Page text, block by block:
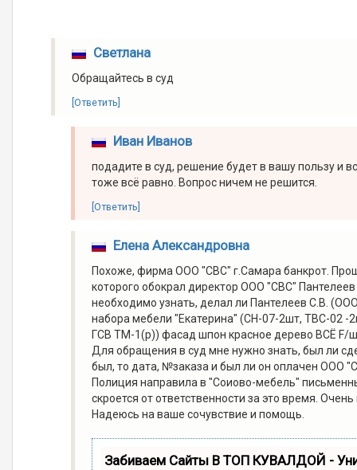
Светлана
Обращайтесь в суд
[Ответить]
Иван Иванов
подадите в суд, решение будет в вашу пользу и
тоже всё равно. Вопрос ничем не решится.
[Ответить]
Елена Александровна
Похоже, фирма ООО "СВС" г.Самара банкрот.
которого обокрал директор ООО "СВС"
необходимо узнать, делал ли Пантелеев С.В.
набора мебели "Екатерина" (СН-07-2шт, ТВС-02
ГСВ ТМ-1(р)) фасад шпон красное дерево ВСЁ F/
Для обращения в суд мне нужно знать, был ли
был, то дата, №заказа и был ли он оплачен ООО
Полиция направила в "Соиово-мебель"
скроется от ответственности за это время.
Надеюсь на ваше сочувствие и помощь.
Забиваем Сайты В ТОП КУВАЛДОЙ -